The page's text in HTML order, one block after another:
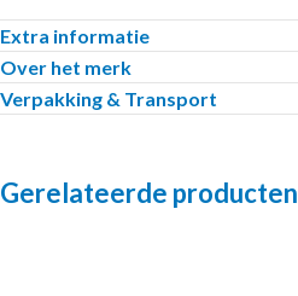
Extra informatie
Over het merk
Verpakking & Transport
Gerelateerde producten